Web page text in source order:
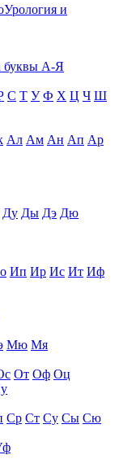
Урология и
буквы А-Я
С Т У Ф Х Ц Ч Ш
Ал Ам Ан Ап Ар
Ду Ды Дэ Дю
Ип Ир Ис Ит Иф
Мю Мя
От Оф Оц
Ср Ст Су Сы Сю